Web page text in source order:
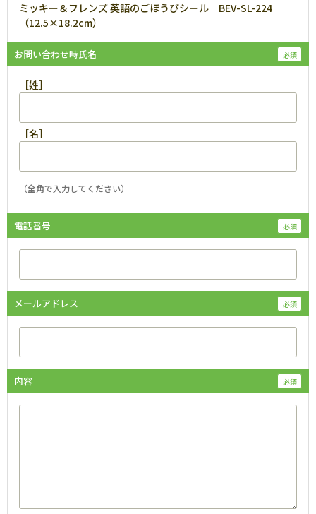
ミッキー＆フレンズ 英語のごほうびシール BEV-SL-224
（12.5×18.2cm）
お問い合わせ時氏名
［姓］
［名］
（全角で入力してください）
電話番号
メールアドレス
内容